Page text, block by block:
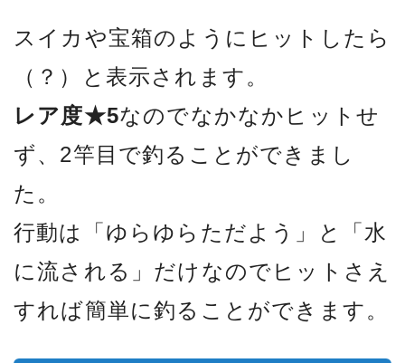
スイカや宝箱のようにヒットしたら
（？）と表示されます。
レア度★5なのでなかなかヒットせ
ず、2竿目で釣ることができまし
た。
行動は「ゆらゆらただよう」と「水
に流される」だけなのでヒットさえ
すれば簡単に釣ることができます。